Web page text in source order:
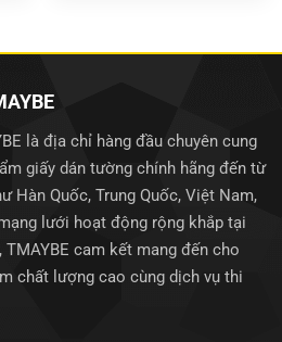
là địa chỉ hàng đầu chuyên cung
giấy dán tường chính hãng đến từ
Hàn Quốc, Trung Quốc, Việt Nam,
lưới hoạt động rộng khắp tại
cam kết mang đến cho
chất lượng cao cùng dịch vụ thi